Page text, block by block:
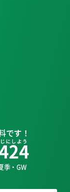
です！
季・GW